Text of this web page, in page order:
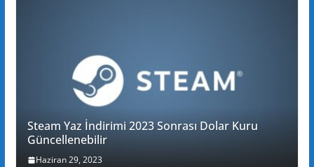
Steam Yaz İndirimi 2023 Sonrası Dolar Kuru
Güncellenebilir
Haziran 29, 2023